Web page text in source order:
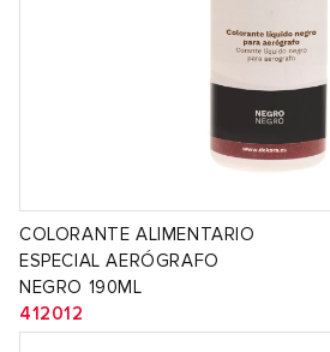
COLORANTE ALIMENTARIO
ESPECIAL AERÓGRAFO
NEGRO 190ML
412012